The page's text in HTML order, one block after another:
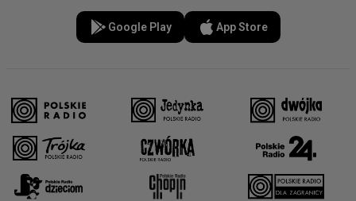
Google Play App Store